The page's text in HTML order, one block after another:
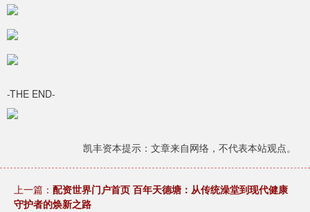
-THE END-
凯丰资本提示：文章来自网络，不代表本站观点。
上一篇： 配资世界门户首页 百年天德塘：从传统澡堂到现代健康
守护者的焕新之路